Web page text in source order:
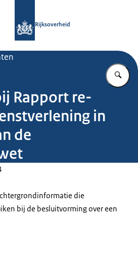
Rijksoverheid
Rapport re-
in
de
die
bij de besluitvorming over een